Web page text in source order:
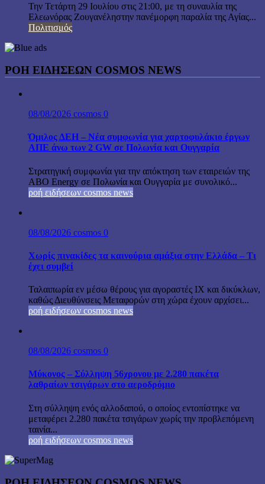
Την Τετάρτη 29 Ιουλίου στις 21:00, με τη συναυλία της
Ελεωνόρας Ζουγανέληστην πανέμορφη παραλία της Αγίας...
Πολιτισμός
ΡΟΗ ΕΙΔΗΣΕΩΝ COSMOS NEWS
08/08/2026 cosmos 0
Όμιλος ΔΕΗ – Νέα συμφωνία για χαρτοφυλάκιο έργων
ΑΠΕ άνω των 2 GW σε Πολωνία και Ουγγαρία
Στρατηγική συμφωνία για την απόκτηση των εταιρειών της
ABO Energy σε Πολωνία και Ουγγαρία με συνολικό...
ροή ειδήσεων cosmos news
08/08/2026 cosmos 0
Χωρίς πινακίδες τα καινούρια αμάξια στην Ελλάδα – Τι
έχει συμβεί
Ταλαιπωρία εν μέσω θέρους για αγοραστές ΙΧ και δικύκλων,
καθώς Διευθύνσεις Μεταφορών στη χώρα έχουν αρχίσει...
ροή ειδήσεων cosmos news
08/08/2026 cosmos 0
Μύκονος – Σύλληψη 56χρονου με 2.280 πακέτα
λαθραίων τσιγάρων στο αεροδρόμιο
Στη σύλληψη ενός αλλοδαπού, ο οποίος εντοπίστηκε να
μεταφέρει 2.280 πακέτα τσιγάρων χωρίς την προβλεπόμενη
ταινία...
ροή ειδήσεων cosmos news